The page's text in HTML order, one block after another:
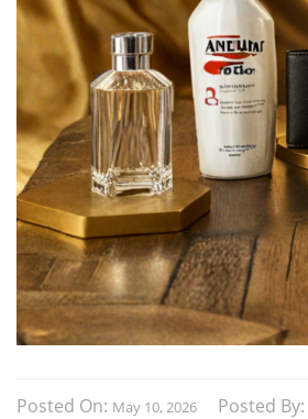
Posted On: May 10, 2026 Posted By: